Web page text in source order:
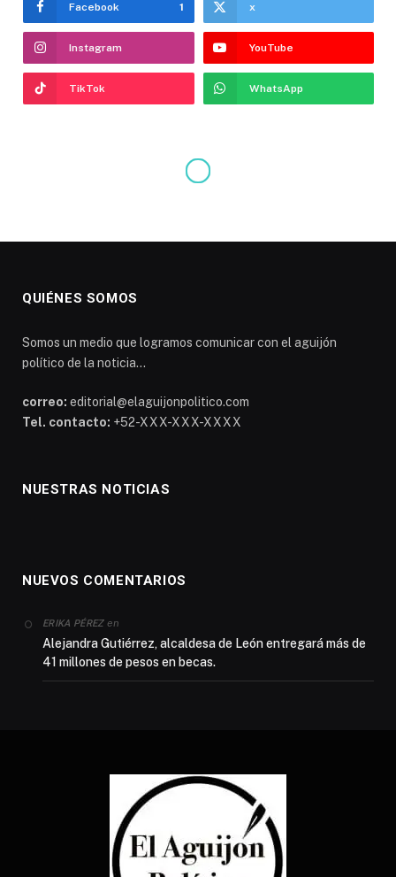
Facebook 1 x
Instagram YouTube
TikTok WhatsApp
QUIÉNES SOMOS
Somos un medio que logramos comunicar con el aguijón
político de la noticia...
correo: editorial@elaguijonpolitico.com
Tel. contacto: +52-XXX-XXX-XXXX
NUESTRAS NOTICIAS
NUEVOS COMENTARIOS
ERIKA PÉREZen
Alejandra Gutiérrez, alcaldesa de León entregará más de
41 millones de pesos en becas.